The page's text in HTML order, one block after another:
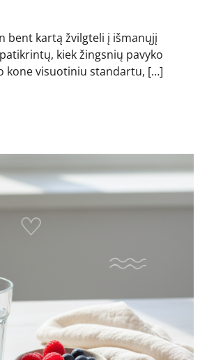
bent kartą žvilgteli į išmanųjį
kiek žingsnių pavyko
kone visuotiniu standartu, […]